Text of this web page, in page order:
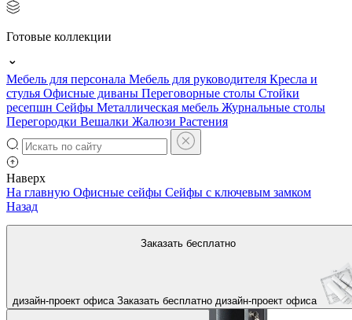
Готовые коллекции
Мебель для персонала Мебель для руководителя Кресла и
стулья Офисные диваны Переговорные столы Стойки
ресепшн Сейфы Металлическая мебель Журнальные столы
Перегородки Вешалки Жалюзи Растения
Наверх
Заказать бесплатно
дизайн-проект офиса Заказать бесплатно дизайн-проект офиса
На главную Офисные сейфы Сейфы с ключевым замком
Назад